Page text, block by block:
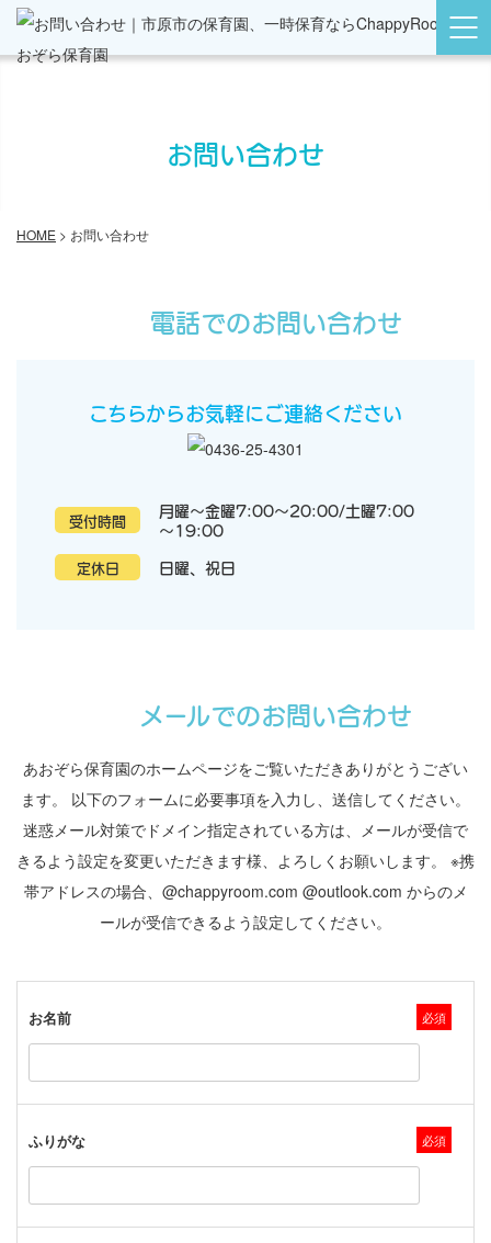
お問い合わせ
HOME > お問い合わせ
電話でのお問い合わせ
こちらからお気軽にご連絡ください
受付時間 月曜～金曜7:00～20:00/土曜7:00
～19:00
定休日 日曜、祝日
メールでのお問い合わせ
あおぞら保育園のホームページをご覧いただきありがとうござい
ます。
以下のフォームに必要事項を入力し、送信してください。
迷惑メール対策でドメイン指定されている方は、メールが受信で
きるよう設定を変更いただきます様、よろしくお願いします。
※携
帯アドレスの場合、@chappyroom.com @outlook.com からのメ
ールが受信できるよう設定してください。
お名前 必須
ふりがな 必須